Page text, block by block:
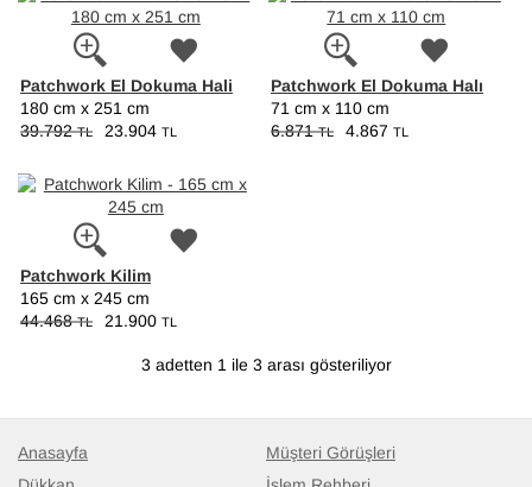
Patchwork El Dokuma Hali
180 cm x 251 cm
39.792TL 23.904 TL
Patchwork El Dokuma Halı
71 cm x 110 cm
6.871TL 4.867 TL
Patchwork Kilim
165 cm x 245 cm
44.468TL 21.900 TL
3 adetten 1 ile 3 arası gösteriliyor
Anasayfa
Müşteri Görüşleri